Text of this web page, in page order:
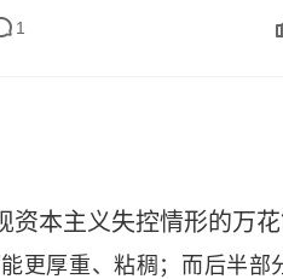
某一个故事或者某一个人
1
资本主义失控情形的万
更厚重、粘稠；而后半